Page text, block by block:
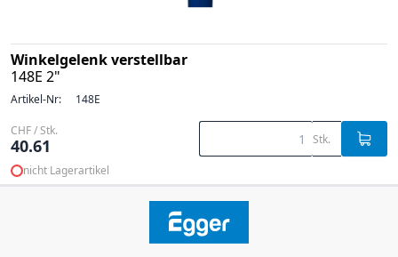
Winkelgelenk verstellbar
148E 2"
Artikel-Nr: 148E
CHF / Stk.
40.61 Stk.
nicht Lagerartikel